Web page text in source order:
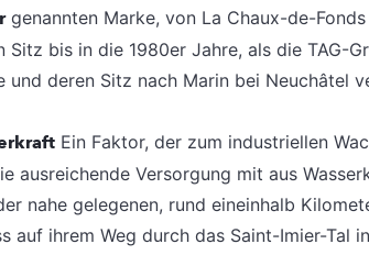
genannten Marke, von La Chaux-de-
Sitz bis in die 1980er Jahre, als die TAG-
und deren Sitz nach Marin bei Neuchâtel
Ein Faktor, der zum industriellen
ausreichende Versorgung mit aus
nahe gelegenen, rund eineinhalb
auf ihrem Weg durch das Saint-Imier-Tal